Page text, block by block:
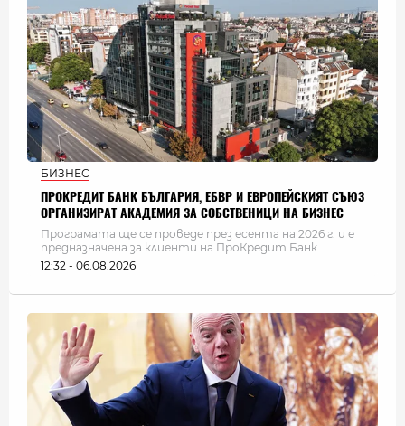
БИЗНЕС
ПРОКРЕДИТ БАНК БЪЛГАРИЯ, ЕБВР И ЕВРОПЕЙСКИЯТ СЪЮЗ
ОРГАНИЗИРАТ АКАДЕМИЯ ЗА СОБСТВЕНИЦИ НА БИЗНЕС
Програмата ще се проведе през есента на 2026 г. и е
предназначена за клиенти на ПроКредит Банк
12:32 - 06.08.2026